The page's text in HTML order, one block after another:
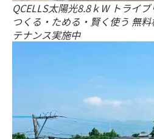
QCELLS太陽光8.8ｋW トライ
つくる・ためる・賢く使う 無
テナンス実施中